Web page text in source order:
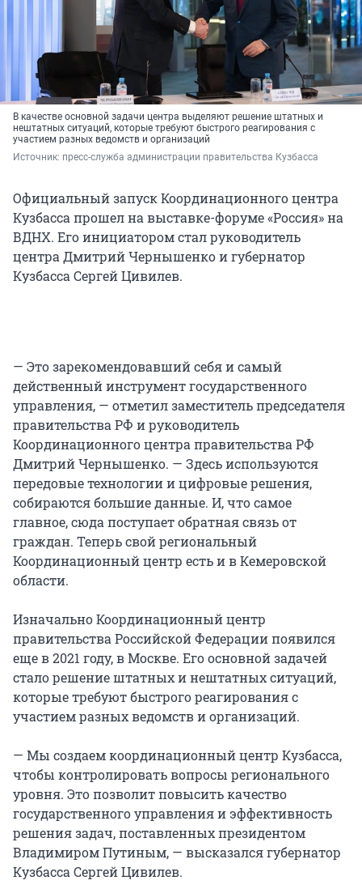
В качестве основной задачи центра выделяют решение штатных и
нештатных ситуаций, которые требуют быстрого реагирования с
участием разных ведомств и организаций
Источник: пресс-служба администрации правительства Кузбасса
Официальный запуск Координационного центра
Кузбасса прошел на выставке-форуме «Россия» на
ВДНХ. Его инициатором стал руководитель
центра Дмитрий Чернышенко и губернатор
Кузбасса Сергей Цивилев.
— Это зарекомендовавший себя и самый
действенный инструмент государственного
управления, — отметил заместитель председателя
правительства РФ и руководитель
Координационного центра правительства РФ
Дмитрий Чернышенко. — Здесь используются
передовые технологии и цифровые решения,
собираются большие данные. И, что самое
главное, сюда поступает обратная связь от
граждан. Теперь свой региональный
Координационный центр есть и в Кемеровской
области.
Изначально Координационный центр
правительства Российской Федерации появился
еще в 2021 году, в Москве. Его основной задачей
стало решение штатных и нештатных ситуаций,
которые требуют быстрого реагирования с
участием разных ведомств и организаций.
— Мы создаем координационный центр Кузбасса,
чтобы контролировать вопросы регионального
уровня. Это позволит повысить качество
государственного управления и эффективность
решения задач, поставленных президентом
Владимиром Путиным, — высказался губернатор
Кузбасса Сергей Цивилев.